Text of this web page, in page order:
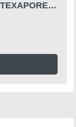
Jack Wolfskin WOODLAND 2 TEXAPORE MID VC K Wanderschuh wasserdicht, Trekkingschuh